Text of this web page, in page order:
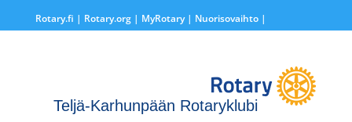
Rotary.fi | Rotary.org| MyRotary | Nuorisovaihto|
Teljä-Karhunpään Rotaryklubi